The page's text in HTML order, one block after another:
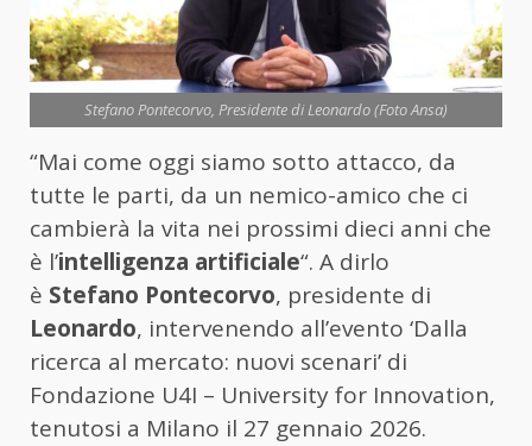
Stefano Pontecorvo, Presidente di Leonardo (Foto Ansa)
“Mai come oggi siamo sotto attacco, da
tutte le parti, da un nemico-amico che ci
cambierà la vita nei prossimi dieci anni che
è l’intelligenza artificiale“. A dirlo
è Stefano Pontecorvo, presidente di
Leonardo, intervenendo all’evento ‘Dalla
ricerca al mercato: nuovi scenari’ di
Fondazione U4I – University for Innovation,
tenutosi a Milano il 27 gennaio 2026.